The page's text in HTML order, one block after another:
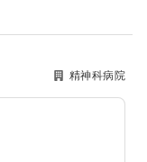
精神科病院